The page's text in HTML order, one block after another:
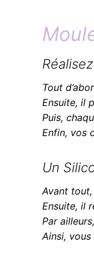
Tout
Ensuite, il
Puis,
Enfin, vos
Un
Avant
Ensuite, il
Par
Ainsi, vous